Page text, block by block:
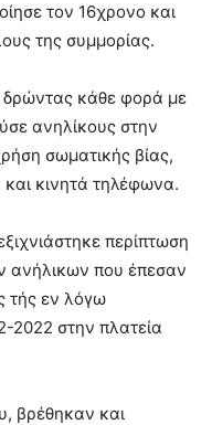
τον 16χρονο και
της συμμορίας.
δρώντας κάθε φορά με
ανηλίκους στην
σωματικής βίας,
κινητά τηλέφωνα.
περίπτωση
ανήλικων που έπεσαν
τής εν λόγω
2022 στην πλατεία
βρέθηκαν και